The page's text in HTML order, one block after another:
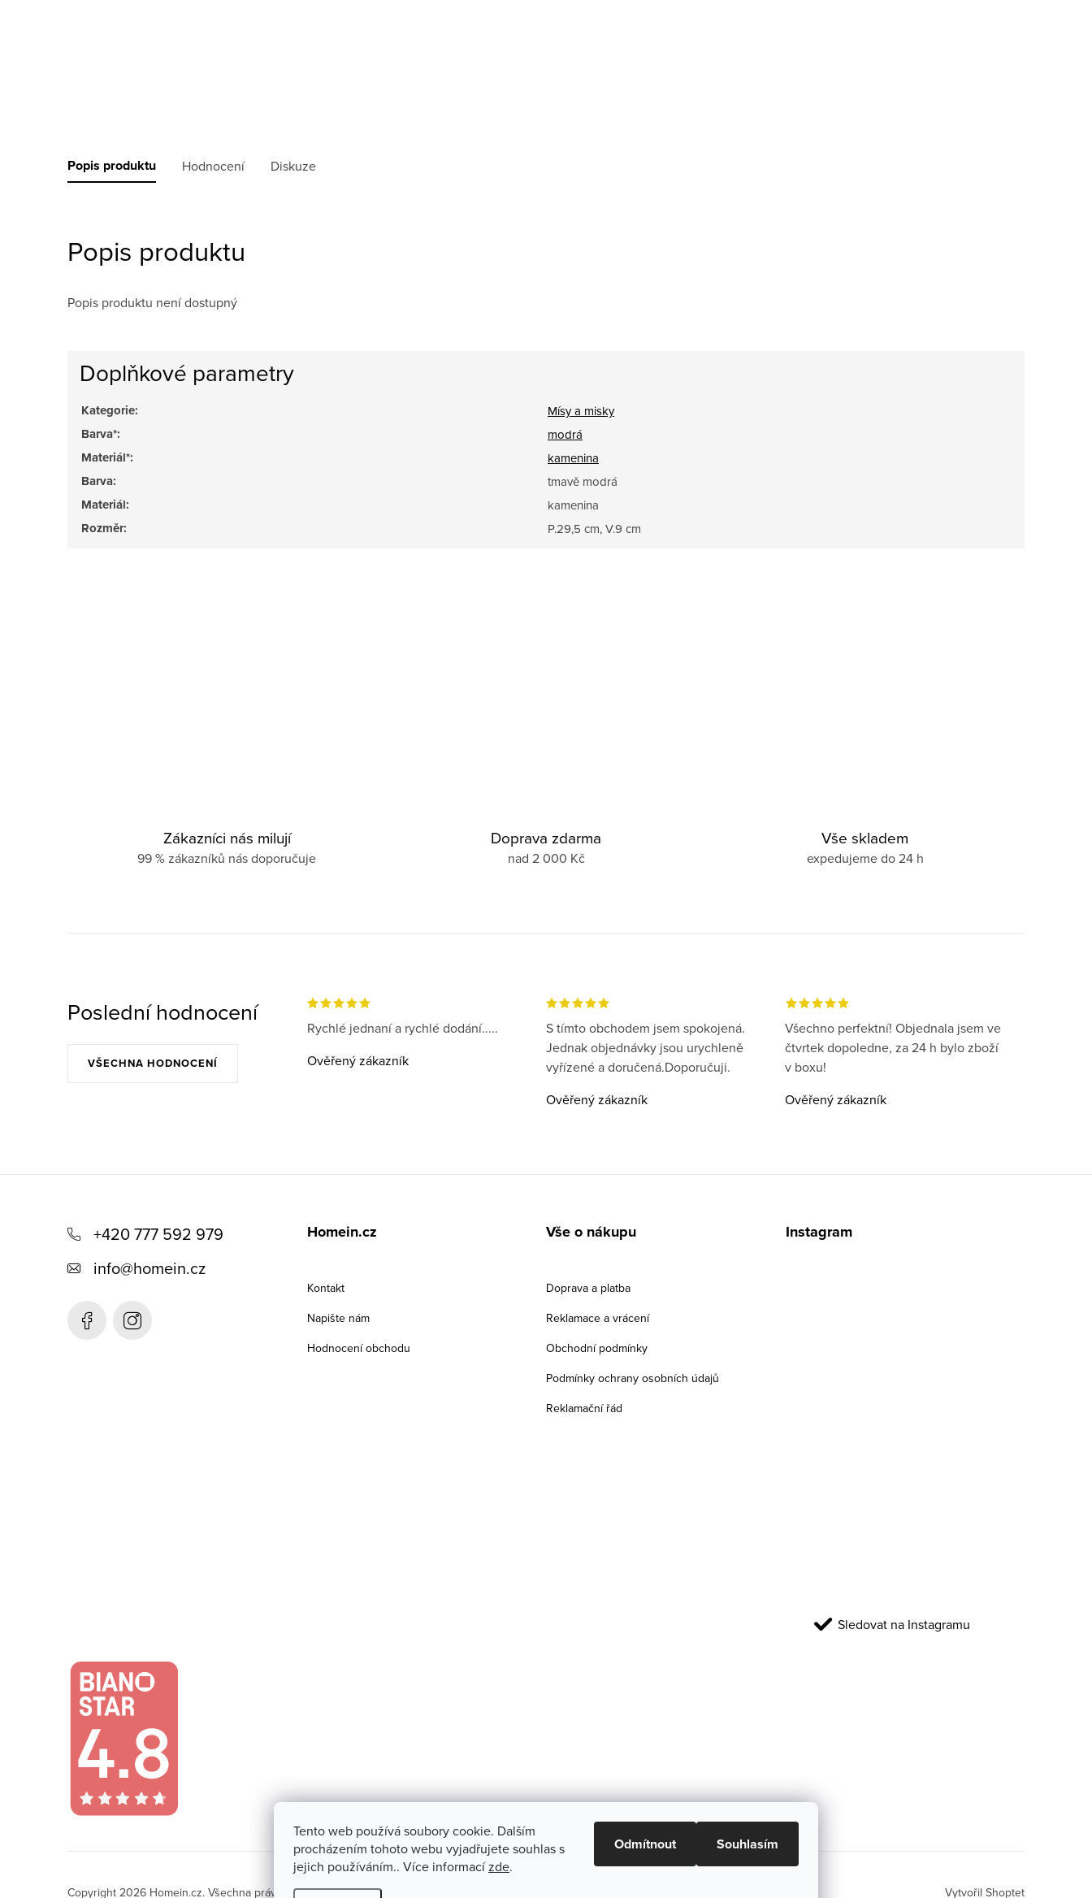
Tento web používá soubory cookie. Dalším
procházením tohoto webu vyjadřujete souhlas s
jejich používáním.. Více informacízde.
Odmítnout Souhlasím
Popis produktu Hodnocení Diskuze
Popis produktu
Popis produktu není dostupný
Doplňkové parametry
Kategorie: Mísy a misky
Barva*: modrá
Materiál*: kamenina
Barva: tmavě modrá
Materiál: kamenina
Rozměr: P.29,5 cm, V.9 cm
Zákazníci nás milují
99 % zákazníků nás doporučuje
Doprava zdarma
nad 2 000 Kč
Vše skladem
expedujeme do 24 h
Poslední hodnocení
VŠECHNA HODNOCENÍ
Rychlé jednaní a rychlé dodání.....
Ověřený zákazník
S tímto obchodem jsem spokojená.
Jednak objednávky jsou urychleně
vyřízené a doručená.Doporučuji.
Ověřený zákazník
Všechno perfektní! Objednala jsem ve
čtvrtek dopoledne, za 24 h bylo zboží
v boxu!
Ověřený zákazník
+420 777 592 979
info@homein.cz
Homein.cz
Kontakt
Napište nám
Hodnocení obchodu
Vše o nákupu
Doprava a platba
Reklamace a vrácení
Obchodní podmínky
Podmínky ochrany osobních údajů
Reklamační řád
Instagram
Sledovat na Instagramu
Vytvořil Shoptet
Copyright 2026 Homein.cz. Všechna práva vyhrazena.Upravit nastavení cookies